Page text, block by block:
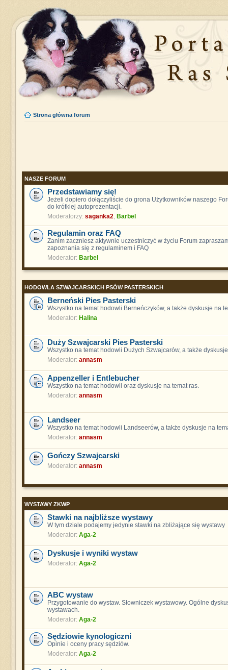
Strona główna forum
NASZE FORUM
Przedstawiamy się!
Jeżeli dopiero dołączyliście do grona Użytkowników naszego
do krótkiej autoprezentacji.
Moderatorzy: saganka2 Barbel
Regulamin oraz FAQ
Zanim zaczniesz aktywnie uczestniczyć w życiu Forum
zapoznania się z regulaminem i FAQ
Moderator: Barbel
HODOWLA SZWAJCARSKICH PSÓW PASTERSKICH
Berneński Pies Pasterski
Wszystko na temat hodowli Berneńczyków, a także dyskusje na
Moderator: Halina
Duży Szwajcarski Pies Pasterski
Wszystko na temat hodowli Dużych Szwajcarów, a także
Moderator: annasm
Appenzeller i Entlebucher
Wszystko na temat hodowli oraz dyskusje na temat ras.
Moderator: annasm
Landseer
Wszystko na temat hodowli Landseerów, a także dyskusje na
Moderator: annasm
Gończy Szwajcarski
Moderator: annasm
WYSTAWY ZKWP
Stawki na najbliższe wystawy
W tym dziale podajemy jedynie stawki na zbliżające się wystawy
Moderator: Aga-2
Dyskusje i wyniki wystaw
Moderator: Aga-2
ABC wystaw
Przygotowanie do wystaw. Słowniczek wystawowy. Ogólne
wystawach.
Moderator: Aga-2
Sędziowie kynologiczni
Opinie i oceny pracy sędziów.
Moderator: Aga-2